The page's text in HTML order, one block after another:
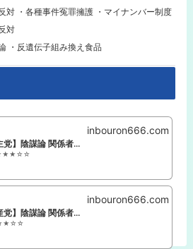
対 ・各種事件冤罪擁護 ・マイナンバー制度
対
・反遺伝子組み換え食品
【立憲民主党】陰謀論 関係者+支持者まとめ
★★★☆☆
inbouron666.com
【日本共産党】陰謀論 関係者+支持者まとめ
inbouron666.com